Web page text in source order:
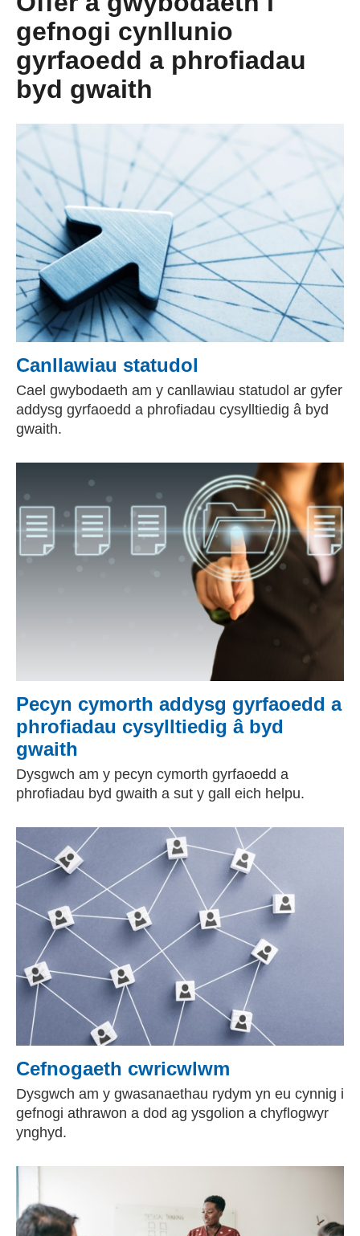
gefnogi cynllunio
gyrfaoedd a phrofiadau
byd gwaith
Canllawiau statudol
Cael gwybodaeth am y canllawiau statudol ar gyfer
addysg gyrfaoedd a phrofiadau cysylltiedig â byd
gwaith.
Pecyn cymorth addysg gyrfaoedd a
phrofiadau cysylltiedig â byd
gwaith
Dysgwch am y pecyn cymorth gyrfaoedd a
phrofiadau byd gwaith a sut y gall eich helpu.
Cefnogaeth cwricwlwm
Dysgwch am y gwasanaethau rydym yn eu cynnig i
gefnogi athrawon a dod ag ysgolion a chyflogwyr
ynghyd.